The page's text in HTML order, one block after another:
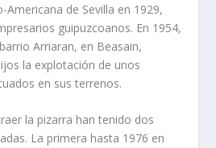
Americana de Sevilla en 1929,
guipuzcoanos. En 1954,
Arriaran, en Beasain,
la explo­tación de unos
en sus terrenos.
la pizarra han tenido dos
La primera hasta 1976 en